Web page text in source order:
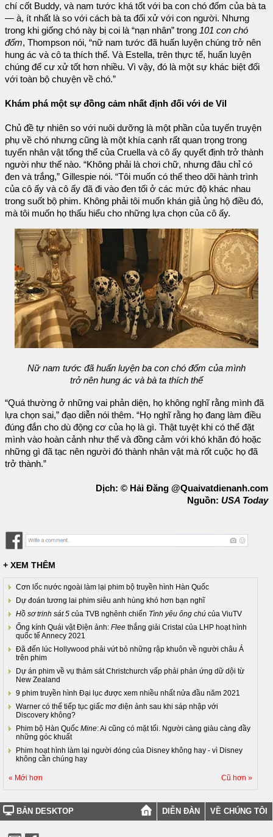
chí cốt Buddy, và nam tước khá tốt với ba con chó đốm của bà ta
— à, ít nhất là so với cách bà ta đối xử với con người. Nhưng
trong khi giống chó này bị coi là “nạn nhân” trong 101 con chó
đốm, Thompson nói, “nữ nam tước đã huấn luyện chúng trở nên
hung ác và cô ta thích thế. Và Estella, trên thực tế, huấn luyện
chúng để cư xử tốt hơn nhiều. Vì vậy, đó là một sự khác biệt đối
với toàn bộ chuyện về chó.”
Khám phá một sự đồng cảm nhất định đối với de Vil
Chủ đề tự nhiên so với nuôi dưỡng là một phần của tuyến truyện
phụ về chó nhưng cũng là một khía cạnh rất quan trọng trong
tuyến nhân vật tổng thể của Cruella và cô ấy quyết định trở thành
người như thế nào. “Không phải là chơi chữ, nhưng đâu chỉ có
đen và trắng,” Gillespie nói. “Tôi muốn có thể theo dõi hành trình
của cô ấy và cô ấy đã đi vào đen tối ở các mức độ khác nhau
trong suốt bộ phim. Không phải tôi muốn khán giả ủng hộ điều đó,
mà tôi muốn họ thấu hiểu cho những lựa chọn của cô ấy.
Nữ nam tước đã huấn luyện ba con chó đốm của mình
trở nên hung ác và bà ta thích thế
“Quá thường ở những vai phản diện, họ không nghĩ rằng mình đã
lựa chọn sai,” đạo diễn nói thêm. “Họ nghĩ rằng họ đang làm điều
đúng đắn cho dù động cơ của họ là gì. Thật tuyệt khi có thể đặt
mình vào hoàn cảnh như thế và đồng cảm với khó khăn đó hoặc
những gì đã tạc nên người đó thành nhân vật mà rốt cuộc họ đã
trở thành.”
Dịch: © Hải Đăng @Quaivatdienanh.com
Nguồn: USA Today
+ XEM THÊM
Cơn lốc nước ngoài làm lại phim bộ truyền hình Hàn Quốc
Dự đoán tương lai phim siêu anh hùng khó hơn bạn nghĩ
Hồ sơ trinh sát 5 của TVB nghênh chiến Tình yêu ông chú của ViuTV
Ống kính Quái vật Điện ảnh: Flee thắng giải Cristal của LHP hoạt hình
quốc tế Annecy 2021
Đã đến lúc Hollywood phải vứt bỏ những rập khuôn về người châu Á
trên phim
Dự án phim về vụ thảm sát Christchurch vấp phải phản ứng dữ dội từ
New Zealand
9 phim truyền hình Đại lục được xem nhiều nhất nửa đầu năm 2021
Warner có thể tiếp tục giấc mơ điện ảnh sau khi sáp nhập với
Discovery không?
Phim bộ Hàn Quốc Mine: Ai cũng có mặt tối. Người càng giàu càng đầy
những góc khuất
Phim hoạt hình làm lại người đóng của Disney không hay - vì Disney
không cần chúng hay
« Mới hơn Cũ hơn »
BẢN DESKTOP DIỄN ĐÀN VỀ CHÚNG TÔI